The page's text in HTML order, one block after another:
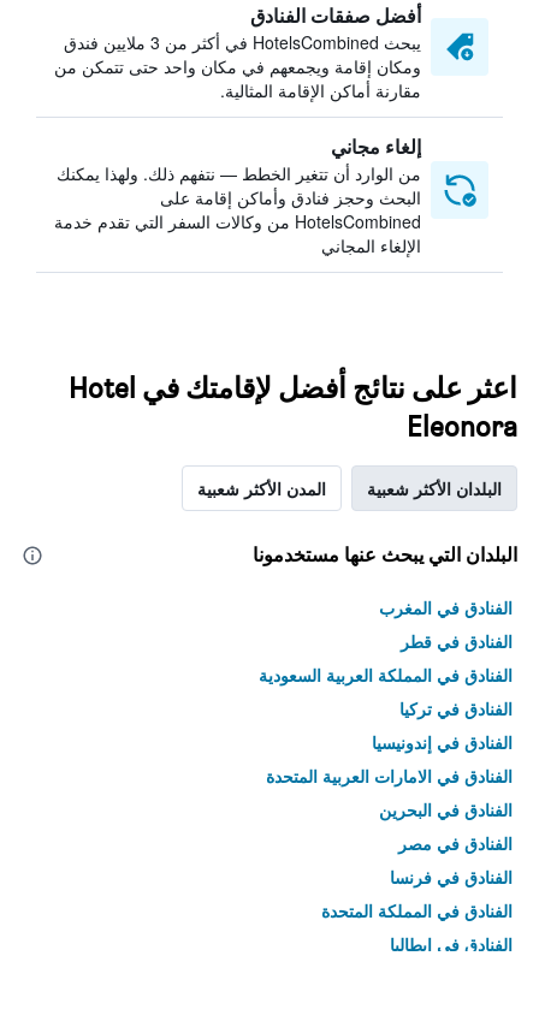
أفضل صفقات الفنادق
يبحث HotelsCombined في أكثر من 3 ملايين فندق
ومكان إقامة ويجمعهم في مكان واحد حتى تتمكن من
مقارنة أماكن الإقامة المثالية.
إلغاء مجاني
من الوارد أن تتغير الخطط — نتفهم ذلك. ولهذا يمكنك
البحث وحجز فنادق وأماكن إقامة على
HotelsCombined من وكالات السفر التي تقدم خدمة
الإلغاء المجاني
اعثر على نتائج أفضل لإقامتك في Hotel
Eleonora
البلدان الأكثر شعبية المدن الأكثر شعبية
البلدان التي يبحث عنها مستخدمونا
الفنادق في المغرب
الفنادق في قطر
الفنادق في المملكة العربية السعودية
الفنادق في تركيا
الفنادق في إندونيسيا
الفنادق في الامارات العربية المتحدة
الفنادق في البحرين
الفنادق في مصر
الفنادق في فرنسا
الفنادق في المملكة المتحدة
الفنادق في إيطاليا